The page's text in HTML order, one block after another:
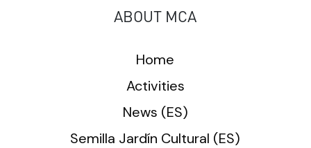
ABOUT MCA
Home
Activities
News (ES)
Semilla Jardín Cultural (ES)